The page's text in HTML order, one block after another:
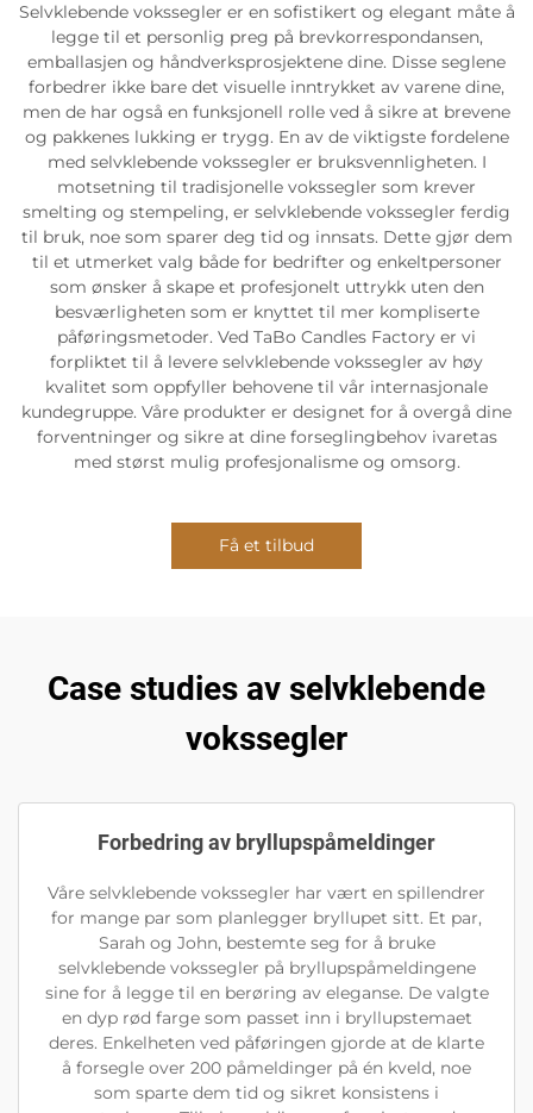
Selvklebende vokssegler er en sofistikert og elegant måte å
legge til et personlig preg på brevkorrespondansen,
emballasjen og håndverksprosjektene dine. Disse seglene
forbedrer ikke bare det visuelle inntrykket av varene dine,
men de har også en funksjonell rolle ved å sikre at brevene
og pakkenes lukking er trygg. En av de viktigste fordelene
med selvklebende vokssegler er bruksvennligheten. I
motsetning til tradisjonelle vokssegler som krever
smelting og stempeling, er selvklebende vokssegler ferdig
til bruk, noe som sparer deg tid og innsats. Dette gjør dem
til et utmerket valg både for bedrifter og enkeltpersoner
som ønsker å skape et profesjonelt uttrykk uten den
besværligheten som er knyttet til mer kompliserte
påføringsmetoder. Ved TaBo Candles Factory er vi
forpliktet til å levere selvklebende vokssegler av høy
kvalitet som oppfyller behovene til vår internasjonale
kundegruppe. Våre produkter er designet for å overgå dine
forventninger og sikre at dine forseglingbehov ivaretas
med størst mulig profesjonalisme og omsorg.
Få et tilbud
Case studies av selvklebende
vokssegler
Forbedring av bryllupspåmeldinger
Våre selvklebende vokssegler har vært en spillendrer
for mange par som planlegger bryllupet sitt. Et par,
Sarah og John, bestemte seg for å bruke
selvklebende vokssegler på bryllupspåmeldingene
sine for å legge til en berøring av eleganse. De valgte
en dyp rød farge som passet inn i bryllupstemaet
deres. Enkelheten ved påføringen gjorde at de klarte
å forsegle over 200 påmeldinger på én kveld, noe
som sparte dem tid og sikret konsistens i